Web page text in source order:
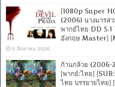
[1080p Super
(2006) นางมารส
พากย์ไทย DD
อังกฤษ Master]
6 สิงหาคม 2026
ก้านกล้วย
[พากย์:ไทย]
ไทย บรรยายไทย]